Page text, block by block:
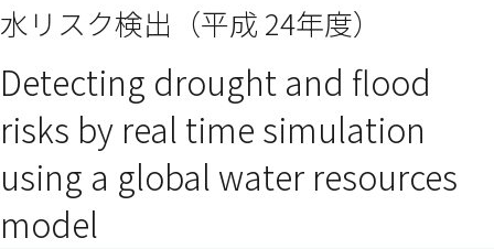
ドウで開きます）
ンドウで開きます）
ウインドウで開きます）
水リスク検出（平成 24年度）
Detecting drought and flood
risks by real time simulation
using a global water resources
model